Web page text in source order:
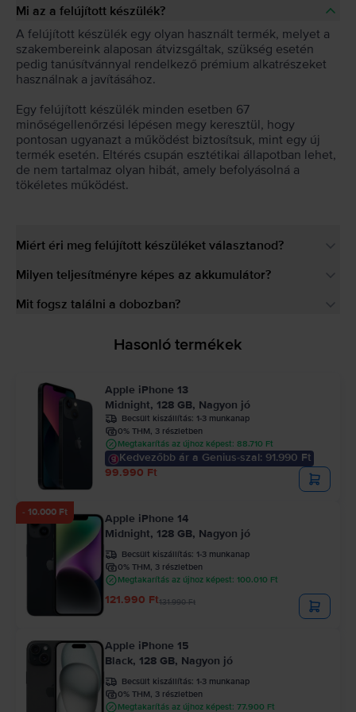
Mi az a felújított készülék?
A felújított készülék egy olyan használt termék, melyet a
szakembereink alaposan átvizsgáltak, szükség esetén
pedig tanúsítvánnyal rendelkező prémium alkatrészeket
használnak a javításához.
Egy felújított készülék minden esetben 67
minőségellenőrzési lépésen megy keresztül, hogy
pontosan ugyanazt a működést biztosítsuk, mint egy új
termék esetén. Eltérés csupán esztétikai állapotban lehet,
de nem tartalmaz olyan hibát, amely befolyásolná a
tökéletes működést.
Miért éri meg felújított készüléket választanod?
Milyen teljesítményre képes az akkumulátor?
Mit fogsz találni a dobozban?
Hasonló termékek
Apple iPhone 13
Midnight, 128 GB, Nagyon jó
Becsült kiszállítás: 1-3 munkanap
0% THM, 3 részletben
Megtakarítás az újhoz képest: 88.710 Ft
Kedvezőbb ár a Genius-szal: 91.990 Ft
99.990 Ft
- 10.000 Ft
Apple iPhone 14
Midnight, 128 GB, Nagyon jó
Becsült kiszállítás: 1-3 munkanap
0% THM, 3 részletben
Megtakarítás az újhoz képest: 100.010 Ft
121.990 Ft131.990 Ft
Apple iPhone 15
Black, 128 GB, Nagyon jó
Becsült kiszállítás: 1-3 munkanap
0% THM, 3 részletben
Megtakarítás az újhoz képest: 77.900 Ft